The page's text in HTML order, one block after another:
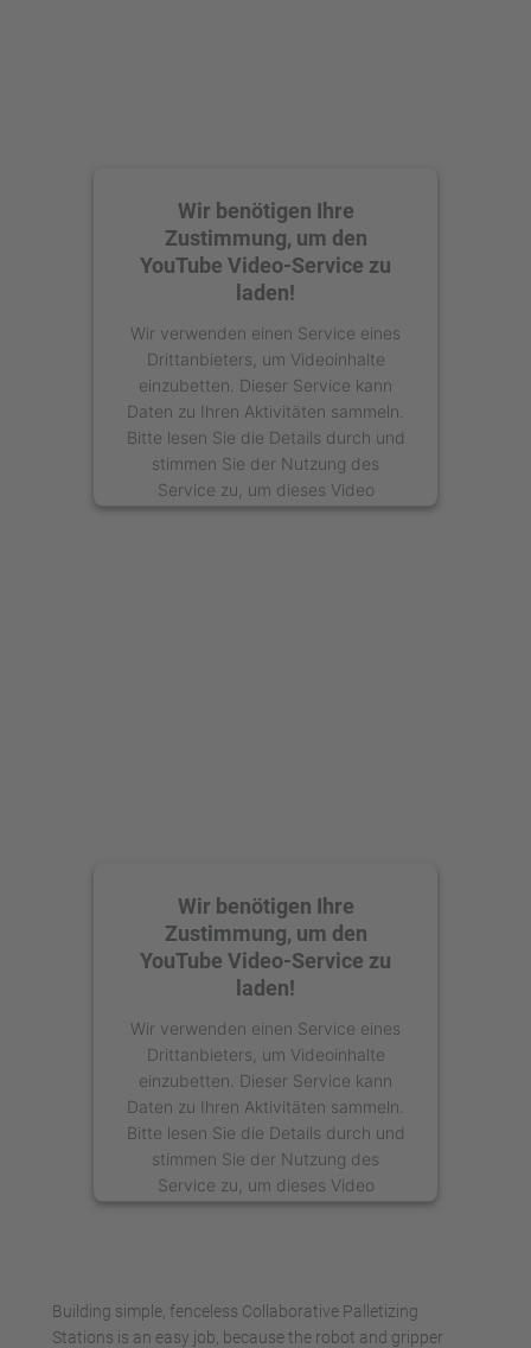
Wir benötigen Ihre
Zustimmung, um den
YouTube Video-Service zu
laden!
Wir verwenden einen Service eines
Drittanbieters, um Videoinhalte
einzubetten. Dieser Service kann
Daten zu Ihren Aktivitäten sammeln.
Bitte lesen Sie die Details durch und
stimmen Sie der Nutzung des
Service zu, um dieses Video
anzusehen.
Wir benötigen Ihre
Zustimmung, um den
YouTube Video-Service zu
laden!
Wir verwenden einen Service eines
Drittanbieters, um Videoinhalte
einzubetten. Dieser Service kann
Daten zu Ihren Aktivitäten sammeln.
Bitte lesen Sie die Details durch und
stimmen Sie der Nutzung des
Service zu, um dieses Video
anzusehen.
Akzeptieren
Building simple, fenceless Collaborative Palletizing
Stations is an easy job, because the robot and gripper